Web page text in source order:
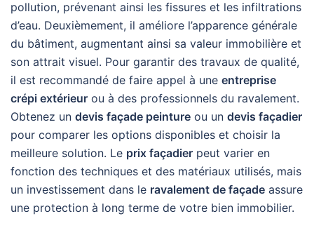
pollution, prévenant ainsi les fissures et les infiltrations
d’eau. Deuxièmement, il améliore l’apparence générale
du bâtiment, augmentant ainsi sa valeur immobilière et
son attrait visuel. Pour garantir des travaux de qualité,
il est recommandé de faire appel à une entreprise
crépi extérieur ou à des professionnels du ravalement.
Obtenez un devis façade peinture ou un devis façadier
pour comparer les options disponibles et choisir la
meilleure solution. Le prix façadier peut varier en
fonction des techniques et des matériaux utilisés, mais
un investissement dans le ravalement de façade assure
une protection à long terme de votre bien immobilier.